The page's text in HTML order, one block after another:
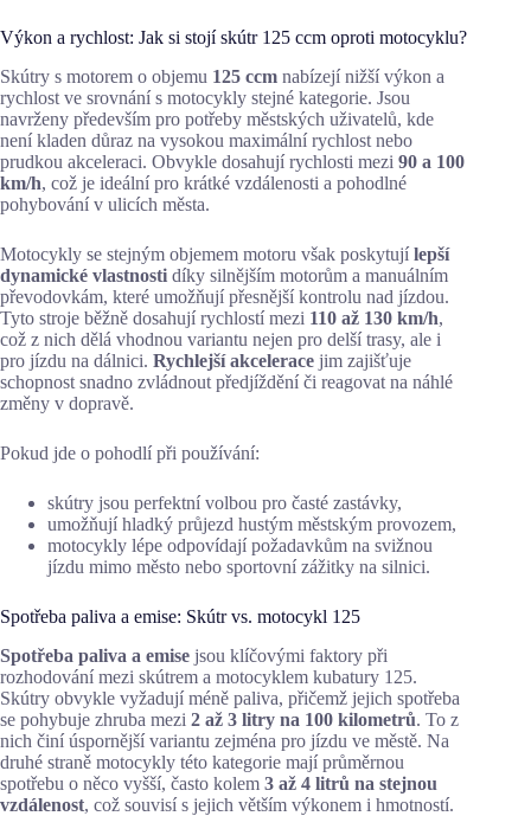
Výkon a rychlost: Jak si stojí skútr 125 ccm oproti motocyklu?
Skútry s motorem o objemu 125 ccm nabízejí nižší výkon a
rychlost ve srovnání s motocykly stejné kategorie. Jsou
navrženy především pro potřeby městských uživatelů, kde
není kladen důraz na vysokou maximální rychlost nebo
prudkou akceleraci. Obvykle dosahují rychlosti mezi 90 a 100
km/h, což je ideální pro krátké vzdálenosti a pohodlné
pohybování v ulicích města.
Motocykly se stejným objemem motoru však poskytují lepší
dynamické vlastnosti díky silnějším motorům a manuálním
převodovkám, které umožňují přesnější kontrolu nad jízdou.
Tyto stroje běžně dosahují rychlostí mezi 110 až 130 km/h,
což z nich dělá vhodnou variantu nejen pro delší trasy, ale i
pro jízdu na dálnici. Rychlejší akcelerace jim zajišťuje
schopnost snadno zvládnout předjíždění či reagovat na náhlé
změny v dopravě.
Pokud jde o pohodlí při používání:
skútry jsou perfektní volbou pro časté zastávky,
umožňují hladký průjezd hustým městským provozem,
motocykly lépe odpovídají požadavkům na svižnou
jízdu mimo město nebo sportovní zážitky na silnici.
Spotřeba paliva a emise: Skútr vs. motocykl 125
Spotřeba paliva a emise jsou klíčovými faktory při
rozhodování mezi skútrem a motocyklem kubatury 125.
Skútry obvykle vyžadují méně paliva, přičemž jejich spotřeba
se pohybuje zhruba mezi 2 až 3 litry na 100 kilometrů. To z
nich činí úspornější variantu zejména pro jízdu ve městě. Na
druhé straně motocykly této kategorie mají průměrnou
spotřebu o něco vyšší, často kolem 3 až 4 litrů na stejnou
vzdálenost, což souvisí s jejich větším výkonem i hmotností.